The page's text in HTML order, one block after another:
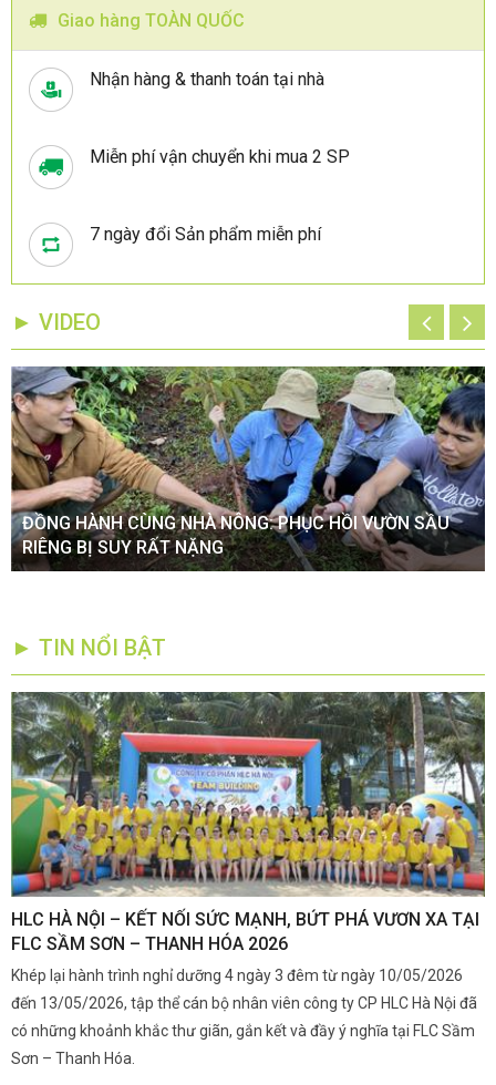
Giao hàng TOÀN QUỐC
Nhận hàng & thanh toán tại nhà
Miễn phí vận chuyển khi mua 2 SP
7 ngày đổi Sản phẩm miễn phí
► VIDEO
ĐỒNG HÀNH CÙNG NHÀ NÔNG: PHỤC HỒI VƯỜN SẦU
RIÊNG BỊ SUY RẤT NẶNG
► TIN NỔI BẬT
HLC HÀ NỘI – KẾT NỐI SỨC MẠNH, BỨT PHÁ VƯƠN XA TẠI
FLC SẦM SƠN – THANH HÓA 2026
Khép lại hành trình nghỉ dưỡng 4 ngày 3 đêm từ ngày 10/05/2026
đến 13/05/2026, tập thể cán bộ nhân viên công ty CP HLC Hà Nội đã
có những khoảnh khắc thư giãn, gắn kết và đầy ý nghĩa tại FLC Sầm
Sơn – Thanh Hóa.